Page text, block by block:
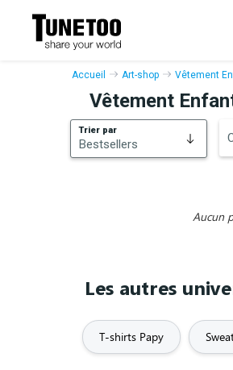
Accueil Art-shop Vêtement
Vêtement
Trier par
Bestsellers
Aucun
Les autres
T-shirts Papy